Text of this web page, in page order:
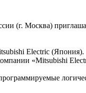
(г. Москва)
Electric (Япония).
«Mitsubishi